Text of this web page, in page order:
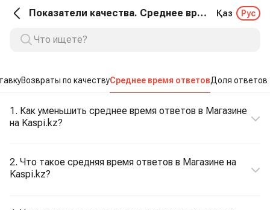
Показатели качества. Среднее время ответов Қаз Рус
Возвраты по качествуСреднее время ответовДоля ответов
1. Как уменьшить среднее время ответов в Магазине
на Kaspi.kz?
2. Что такое средняя время ответов в Магазине на
Kaspi.kz?